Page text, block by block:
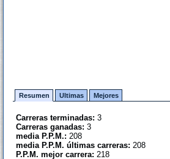
Resumen Ultimas Mejores
Carreras terminadas: 3
Carreras ganadas: 3
media P.P.M.: 208
media P.P.M. últimas carreras: 208
P.P.M. mejor carrera: 218